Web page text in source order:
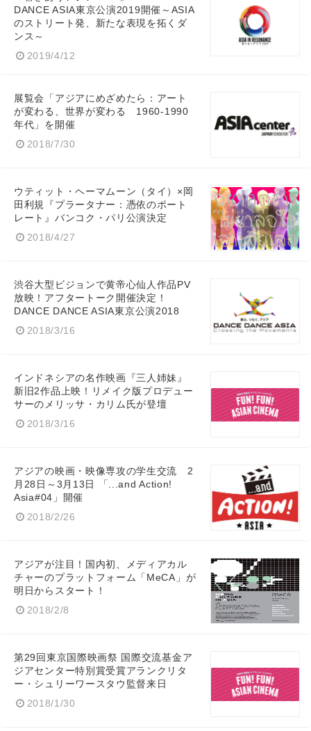
DANCE ASIA東京公演2019開催～ASIA
のストリート発、新たな表現を拓くダ
ンス～
2019/4/12
展覧会「アジアにめざめたら：アート
が変わる、世界が変わる 1960-1990
年代」を開催
2018/7/30
ウティット・ヘーマムーン（タイ）×岡
田利規『プラータナー：憑依のポート
レート』バンコク・パリ公演決定
2018/4/27
渋谷大型ビジョンで黄帝心仙人作品PV
放映！アフタートーク開催決定！
DANCE DANCE ASIA東京公演2018
2018/3/16
インドネシアの名作映画『三人姉妹』
新旧2作品上映！リメイク版プロデュー
サーのメリッサ・カリム氏が登壇
2018/3/16
アジアの映画・映像専攻の学生交流 2
月28日～3月13日 「...and Action!
Asia#04」開催
2018/2/26
アジアが注目！国内初、メディアカル
チャーのプラットフォーム「MeCA」が
明日からスタート！
2018/2/8
第29回東京国際映画祭 国際交流基金ア
ジアセンター特別賞受賞アランクリタ
ー・シュリーワースタウ監督来日
2018/1/30